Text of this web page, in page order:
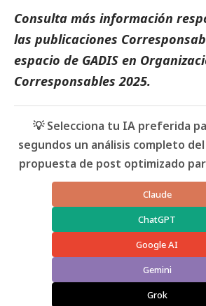
Consulta más información
las publicaciones
espacio de GADIS en
Corresponsables 2025.
💡 Selecciona tu IA preferida
segundos un análisis completo
propuesta de post optimizado
Claude
ChatGPT
Google AI
Gemini
Grok